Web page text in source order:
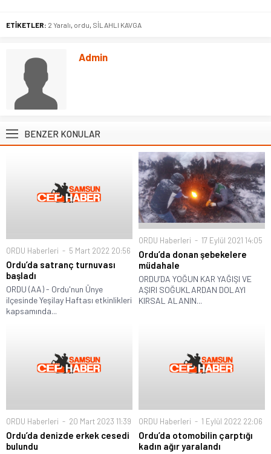
ETİKETLER: 2 Yaralı ordu SİLAHLI KAVGA
Admin
BENZER KONULAR
ORDU Haberleri 5 Mart 2022 20:56
Ordu’da satranç turnuvası
başladı
ORDU (AA) - Ordu'nun Ünye
ilçesinde Yeşilay Haftası etkinlikleri
kapsamında...
ORDU Haberleri 17 Eylül 2021 14:05
Ordu’da donan şebekelere
müdahale
ORDU’DA YOĞUN KAR YAĞIŞI VE
AŞIRI SOĞUKLARDAN DOLAYI
KIRSAL ALANIN...
ORDU Haberleri 20 Mart 2023 11:39
Ordu’da denizde erkek cesedi
bulundu
ORDU Haberleri 1 Eylül 2022 22:06
Ordu’da otomobilin çarptığı
kadın ağır yaralandı